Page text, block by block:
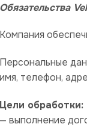
Обязательства
Компания
Персональные
имя, телефон,
Цели обработки:
— выполнение